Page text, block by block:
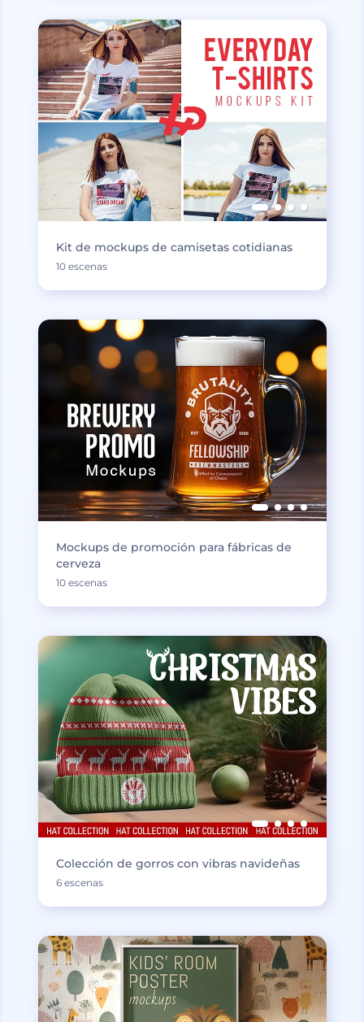
Kit de mockups de camisetas cotidianas
10 escenas
Mockups de promoción para fábricas de
cerveza
10 escenas
Colección de gorros con vibras navideñas
6 escenas